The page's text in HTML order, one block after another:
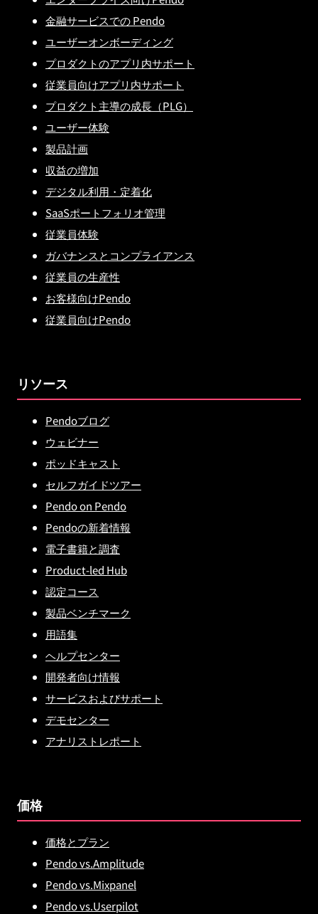
金融サービスでの Pendo
ユーザーオンボーディング
プロダクトのアプリ内サポート
従業員向けアプリ内サポート
プロダクト主導の成長（PLG）
ユーザー体験
製品計画
収益の増加
デジタル利用・定着化
SaaSポートフォリオ管理
従業員体験
ガバナンスとコンプライアンス
従業員の生産性
お客様向けPendo
従業員向けPendo
リソース
Pendoブログ
ウェビナー
ポッドキャスト
セルフガイドツアー
Pendo on Pendo
Pendoの新着情報
電子書籍と調査
Product-led Hub
認定コース
製品ベンチマーク
用語集
ヘルプセンター
開発者向け情報
サービスおよびサポート
デモセンター
アナリストレポート
価格
価格とプラン
Pendo vs.Amplitude
Pendo vs.Mixpanel
Pendo vs.Userpilot